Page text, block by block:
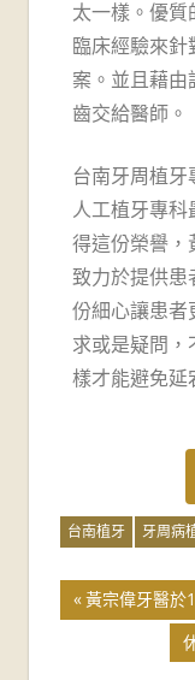
太一樣。優質
臨床經驗來
案。並且藉由
齒交給醫師。
台南牙周植牙
人工植牙專科
得這份榮譽，
致力於提供患
份細心讓患者
求或是疑問，
樣才能避免延
台南植牙 牙周病
黃宗偉牙醫於